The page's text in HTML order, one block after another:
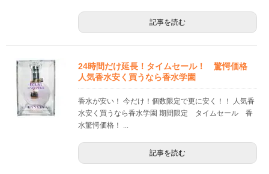
記事を読む
24時間だけ延長！タイムセール！ 驚愕価格
人気香水安く買うなら香水学園
香水が安い！ 今だけ！個数限定で更に安く！！ 人気香
水安く買うなら香水学園 期間限定 タイムセール 香
水驚愕価格！ ...
記事を読む